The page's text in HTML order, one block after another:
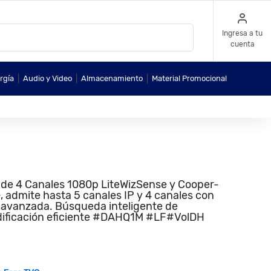
Ingresa a tu
cuenta
Audio y Video Almacenamiento Material Promocional
4 Canales 1080p LiteWizSense y Cooper-
admite hasta 5 canales IP y 4 canales con
Búsqueda inteligente de
eficiente #DAHQ1M #LF#VolDH